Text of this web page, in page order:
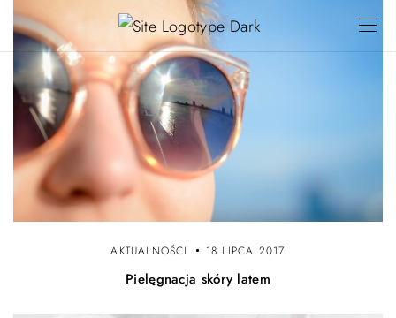
AKTUALNOŚCI 18 LIPCA 2017
Pielęgnacja skóry latem